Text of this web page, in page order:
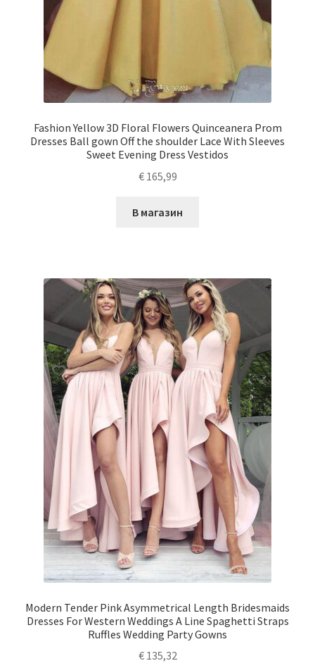
Fashion Yellow 3D Floral Flowers Quinceanera Prom
Dresses Ball gown Off the shoulder Lace With Sleeves
Sweet Evening Dress Vestidos
€165,99
В магазин
Modern Tender Pink Asymmetrical Length Bridesmaids
Dresses For Western Weddings A Line Spaghetti Straps
Ruffles Wedding Party Gowns
€135,32